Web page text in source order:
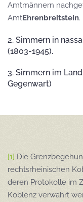
Amtmännern
AmtEhrenbreitstein.
2. Simmern in
(1803-1945).
3. Simmern im
Gegenwart)
[1] Die
rechtsrheinischen
deren Protokolle im
Koblenz verwahrt